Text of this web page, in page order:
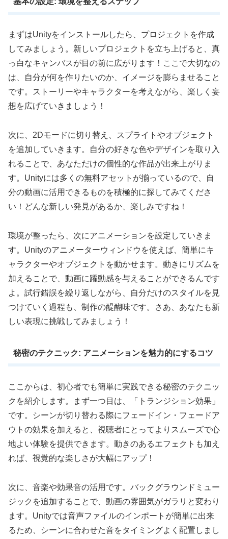
まずはUnityをインストールしたら、プロジェクトを作成
してみましょう。新しいプロジェクトを立ち上げると、真
っ白なキャンバスが目の前に広がります！ここで大切なの
は、自分が何を作りたいのか、イメージを膨らませること
です。ストーリーやキャラクターを考えながら、楽しく妄
想を広げていきましょう！
次に、2Dモードに切り替え、スプライトやオブジェクト
を追加していきます。自分の好きな色やデザインを取り入
れることで、あなただけの個性的な作品が出来上がりま
す。Unityには多くの無料アセットが揃っているので、自
分の動画に活用できるものを積極的に探してみてくださ
い！どんな新しい発見があるか、楽しみですね！
環境が整ったら、次にアニメーションを設定していきま
す。Unityのアニメーターウィンドウを使えば、簡単にキ
ャラクターやオブジェクトを動かせます。動きにリズムを
加えることで、動画に躍動感を与えることができるんです
よ。試行錯誤を繰り返しながら、自分だけのスタイルを見
つけていく過程も、制作の醍醐味です。さあ、あなたも新
しい表現に挑戦してみましょう！
秘密のテクニック: アニメーションを魅力的にするコツ
ここからは、初心者でも簡単に実践できる秘密のテクニッ
クを紹介します。まず一つ目は、「トランジション効果」
です。シーンが切り替わる際にフェードイン・フェードア
ウトの効果を加えると、視聴者にとってよりスムーズで心
地よい体験を提供できます。動きのあるエフェクトも加え
れば、視覚的な楽しさが大幅にアップ！
次に、音楽や効果音の活用です。バックグラウンドミュー
ジックを追加することで、動画の雰囲気がガラリと変わり
ます。Unityでは音声ファイルのインポートが簡単に出来
るため、シーンに合わせた音をタイミングよく配置しまし